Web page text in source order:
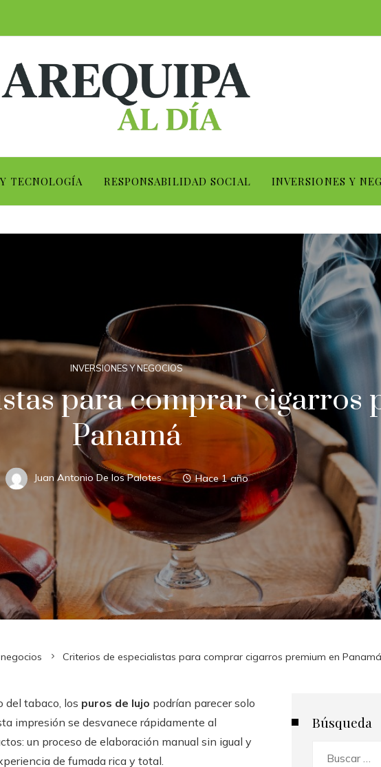
TECNOLOGÍA RESPONSABILIDAD SOCIAL INVERSIONES Y
INVERSIONES Y NEGOCIOS
para comprar cigarros
Panamá
Juan Antonio De los Palotes Hace 1 año
Criterios de especialistas para comprar cigarros premium en Panamá
del tabaco, los puros de lujo podrían parecer solo
impresión se desvanece rápidamente al
un proceso de elaboración manual sin igual y
de fumada rica y total.
Búsqueda